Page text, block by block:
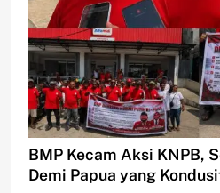
BMP Kecam Aksi KNPB,
Demi Papua yang